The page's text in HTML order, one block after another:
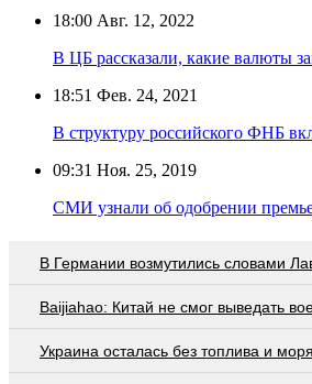
18:00 Авг. 12, 2022
В ЦБ рассказали, какие валюты
18:51 Фев. 24, 2021
В структуру российского ФНБ
09:31 Ноя. 25, 2019
СМИ узнали об одобрении
В Германии возмутились словами
Baijiahao: Китай не смог выведать
Украина осталась без топлива и моря